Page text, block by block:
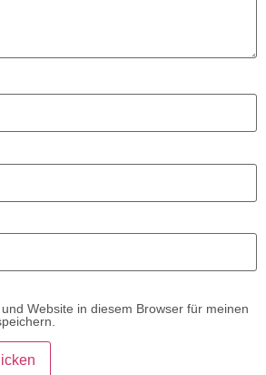
Website in diesem Browser für meinen